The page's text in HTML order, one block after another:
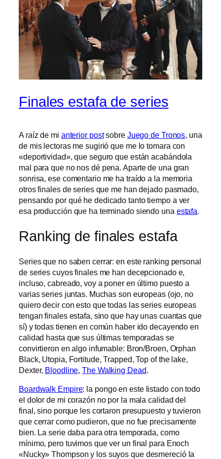
Finales estafa de series
A raíz de mi anterior postsobre Juego de Tronos, una
de mis lectoras me sugirió que me lo tomara con
«deportividad», que seguro que están acabándola
mal para que no nos dé pena. Aparte de una gran
sonrisa, ese comentario me ha traído a la memoria
otros finales de series que me han dejado pasmado,
pensando por qué he dedicado tanto tiempo a ver
esa producción que ha terminado siendo una estafa.
Ranking de finales estafa
Series que no saben cerrar: en este ranking personal
de series cuyos finales me han decepcionado e,
incluso, cabreado, voy a poner en último puesto a
varias series juntas. Muchas son europeas (ojo, no
quiero decir con esto que todas las series europeas
tengan finales estafa, sino que hay unas cuantas que
sí) y todas tienen en común haber ido decayendo en
calidad hasta que sus últimas temporadas se
convirtieron en algo infumable: Bron/Broen, Orphan
Black, Utopia, Fortitude, Trapped, Top of the lake,
Dexter, Bloodline ,The Walking Dead
Boardwalk Empire: la pongo en este listado con todo
el dolor de mi corazón no por la mala calidad del
final, sino porque les cortaron presupuesto y tuvieron
que cerrar como pudieron, que no fue precisamente
bien. La serie daba para otra temporada, como
mínimo, pero tuvimos que ver un final para Enoch
«Nucky» Thompson y los suyos que desmereció la